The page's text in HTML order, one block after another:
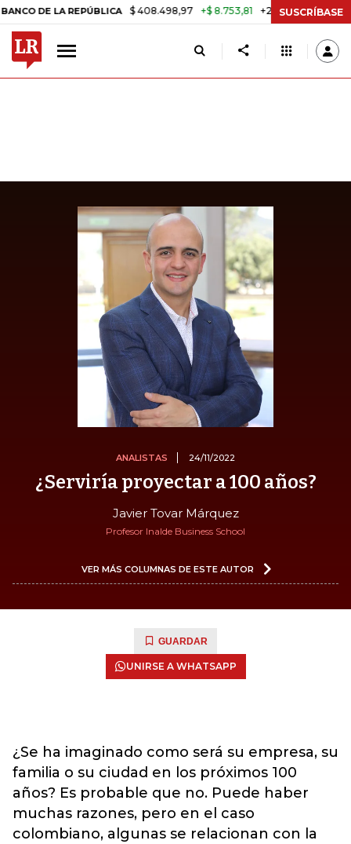
LA REPÚBLICA $ 408.498,97 +$ 8.753,81 +2,19% TASA DE
SUSCRÍBASE
ANALISTAS 24/11/2022
¿Serviría proyectar a 100 años?
Javier Tovar Márquez
Profesor Inalde Business School
VER MÁS COLUMNAS DE ESTE AUTOR
GUARDAR
UNIRSE A WHATSAPP
¿Se ha imaginado como será su empresa, su
familia o su ciudad en los próximos 100
años? Es probable que no. Puede haber
muchas razones, pero en el caso
colombiano, algunas se relacionan con la